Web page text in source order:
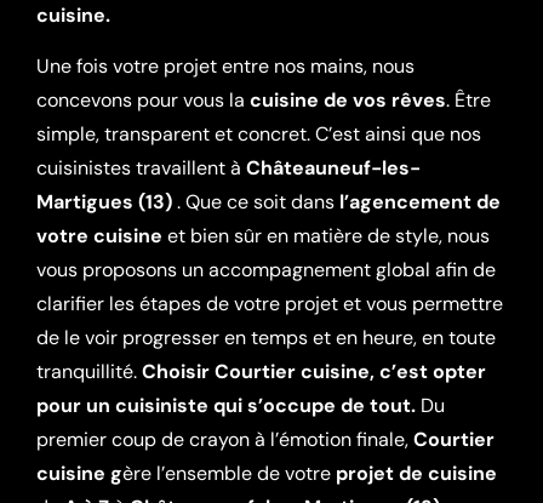
cuisine.
Une fois votre projet entre nos mains, nous
concevons pour vous la cuisine de vos rêves. Être
simple, transparent et concret. C’est ainsi que nos
cuisinistes travaillent à Châteauneuf-les-
Martigues (13). Que ce soit dans l’agencement de
votre cuisine et bien sûr en matière de style, nous
vous proposons un accompagnement global afin de
clarifier les étapes de votre projet et vous permettre
de le voir progresser en temps et en heure, en toute
tranquillité.Choisir Courtier cuisine, c’est opter
pour un cuisiniste qui s’occupe de tout. Du
premier coup de crayon à l’émotion finale,Courtier
cuisine gère l’ensemble de votre projet de cuisine